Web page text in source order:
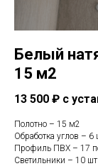
Белый
15 м2
13 500 ₽ с
Полотно – 15 м2
Обработка углов – 6
Профиль ПВХ – 17
Светильники – 10 шт